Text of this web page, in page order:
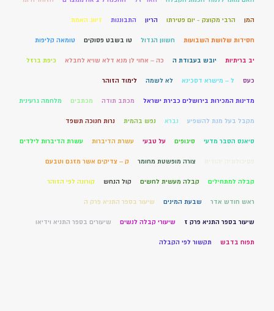
המן הרבי מקוצק - יום פטירתו הריון התבוננות זיווג האמת
חסידות שלושת השבועות חשוון הגדול טו בשבט פסוקים טומאה קליפות
יב בריתיות יובש בעבודת ה כה – אחוי לן מנא דלא שויא לחבלא כיפת ברזל
כעס ל – מישרא דסכינא לא לשמה לימוד הזוהר
מדינות המכירות בירושלים כבירת ישראל מכתב תודה מכתבים מלחמה גרעינית
מקבל בעל מנת להשפיע נברא נפש בהמית נרות חנוכה תשפד
סיאנס הסבר מדעי סיגופים על טבעי עשרת הדיברות עשרת הדיברות לילדים
צורה מופשטת מחומר ק – צדיקים אשר מזגם וטבעם
קבלה למתחילים קבלה מעשית לחשים קול הנחש קורונה לפי הזוהר
ראש חודש אדר שבעת המינים שיעור בספר התניא פרק ה
שיעור בספר התניא פרק ז שיעורי קבלה לנשים שיעורים בספר התניא וידיאו
תפוח בדבש תקשור לפי הקבלה